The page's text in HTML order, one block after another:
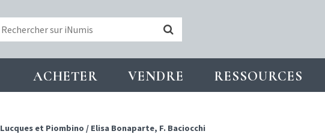
ACHETER VENDRE RESSOURCES
Lucques et Piombino / Elisa Bonaparte, F. Baciocchi